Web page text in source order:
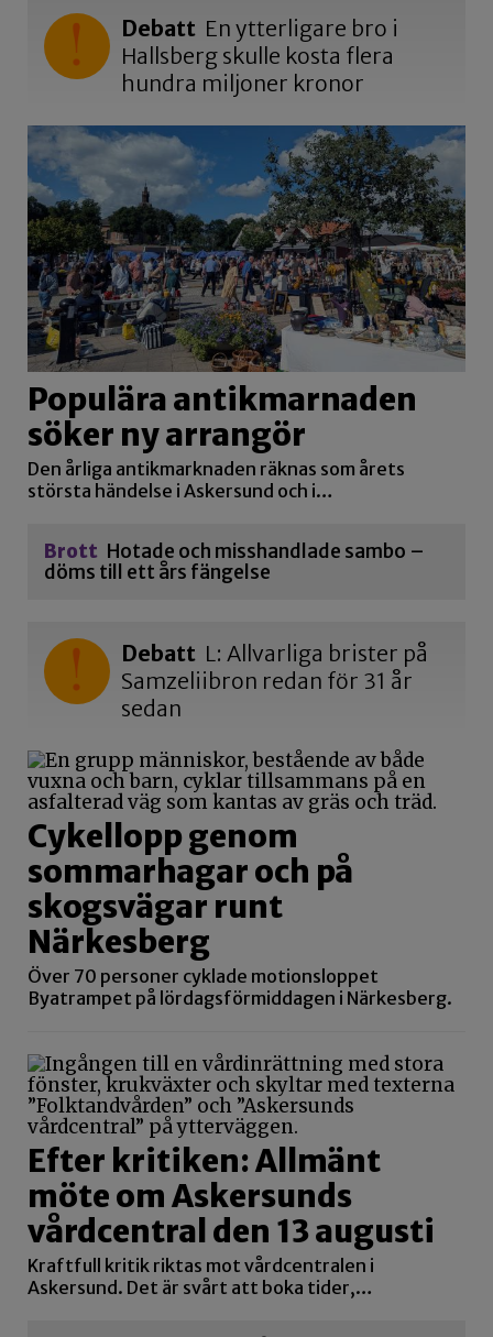
Debatt En ytterligare bro i
Hallsberg skulle kosta flera
hundra miljoner kronor
Populära antikmarnaden
söker ny arrangör
Den årliga antikmarknaden räknas som årets
största händelse i Askersund och i…
Brott Hotade och misshandlade sambo –
döms till ett års fängelse
Debatt L: Allvarliga brister på
Samzeliibron redan för 31 år
sedan
Cykellopp genom
sommarhagar och på
skogsvägar runt
Närkesberg
Över 70 personer cyklade motionsloppet
Byatrampet på lördagsförmiddagen i Närkesberg.
Efter kritiken: Allmänt
möte om Askersunds
vårdcentral den 13 augusti
Kraftfull kritik riktas mot vårdcentralen i
Askersund. Det är svårt att boka tider,…